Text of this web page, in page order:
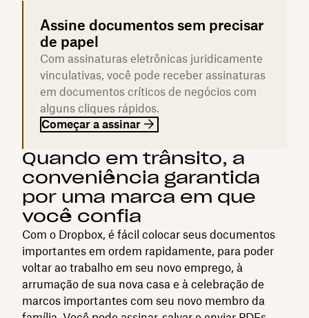
Assine documentos sem precisar
de papel
Com assinaturas eletrônicas juridicamente
vinculativas, você pode receber assinaturas
em documentos críticos de negócios com
alguns cliques rápidos.
Começar a assinar
Quando em trânsito, a
conveniência garantida
por uma marca em que
você confia
Com o Dropbox, é fácil colocar seus documentos
importantes em ordem rapidamente, para poder
voltar ao trabalho em seu novo emprego, à
arrumação de sua nova casa e à celebração de
marcos importantes com seu novo membro da